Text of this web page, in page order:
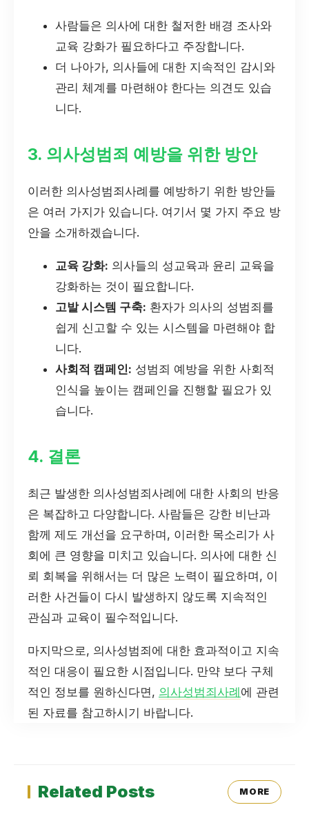
사람들은 의사에 대한 철저한 배경 조사와
교육 강화가 필요하다고 주장합니다.
더 나아가, 의사들에 대한 지속적인 감시와
관리 체계를 마련해야 한다는 의견도 있습
니다.
3. 의사성범죄 예방을 위한 방안
이러한 의사성범죄사례를 예방하기 위한 방안들
은 여러 가지가 있습니다. 여기서 몇 가지 주요 방
안을 소개하겠습니다.
교육 강화: 의사들의 성교육과 윤리 교육을
강화하는 것이 필요합니다.
고발 시스템 구축: 환자가 의사의 성범죄를
쉽게 신고할 수 있는 시스템을 마련해야 합
니다.
사회적 캠페인: 성범죄 예방을 위한 사회적
인식을 높이는 캠페인을 진행할 필요가 있
습니다.
4. 결론
최근 발생한 의사성범죄사례에 대한 사회의 반응
은 복잡하고 다양합니다. 사람들은 강한 비난과
함께 제도 개선을 요구하며, 이러한 목소리가 사
회에 큰 영향을 미치고 있습니다. 의사에 대한 신
뢰 회복을 위해서는 더 많은 노력이 필요하며, 이
러한 사건들이 다시 발생하지 않도록 지속적인
관심과 교육이 필수적입니다.
마지막으로, 의사성범죄에 대한 효과적이고 지속
적인 대응이 필요한 시점입니다. 만약 보다 구체
적인 정보를 원하신다면, 의사성범죄사례에 관련
된 자료를 참고하시기 바랍니다.
Related Posts MORE